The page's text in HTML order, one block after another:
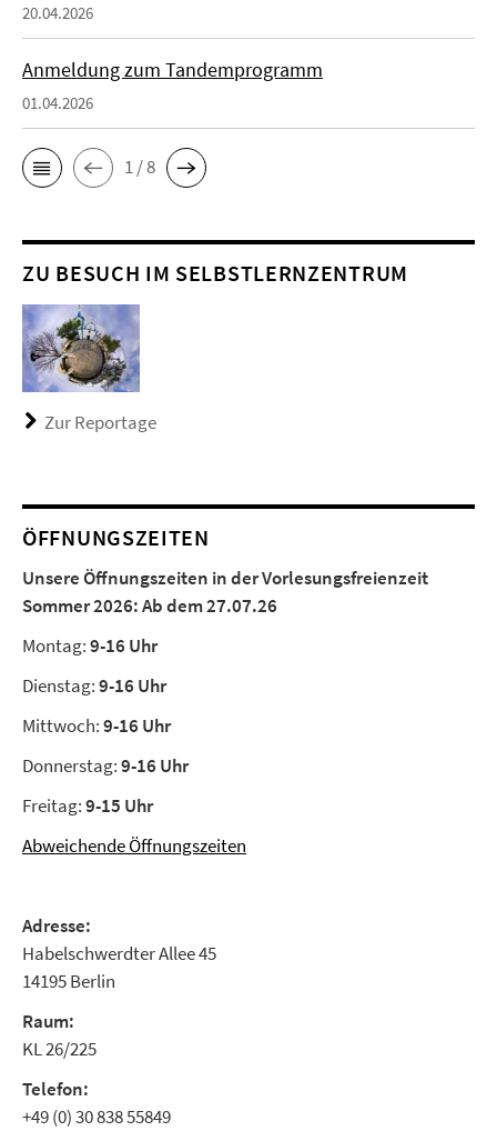
20.04.2026
Anmeldung zum Tandemprogramm
01.04.2026
1 / 8
ZU BESUCH IM SELBSTLERNZENTRUM
Zur Reportage
ÖFFNUNGSZEITEN
Unsere Öffnungszeiten in der Vorlesungsfreienzeit
Sommer 2026:Ab dem 27.07.26
Montag:9-16 Uhr
Dienstag:9-16 Uhr
Mittwoch:9-16 Uhr
Donnerstag:9-16 Uhr
Freitag:9-15 Uhr
Abweichende Öffnungszeiten
Adresse:
Habelschwerdter Allee 45
14195 Berlin
Raum:
KL 26/225
Telefon:
+49 (0) 30 838 55849